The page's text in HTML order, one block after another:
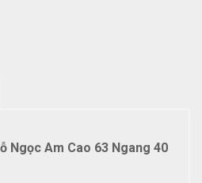
Ngọc Am Cao 63 Ngang 40